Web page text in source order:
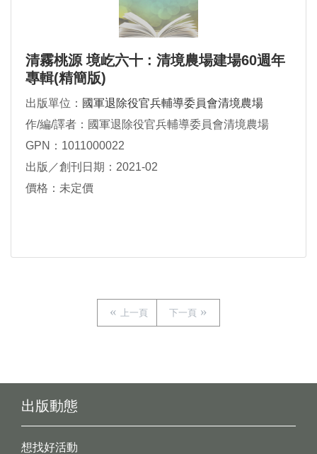
清霧桃源 境屹六十 : 清境農場建場60週年
專輯(精簡版)
出版單位： 國軍退除役官兵輔導委員會清境農場
作/編/譯者：國軍退除役官兵輔導委員會清境農場
GPN：1011000022
出版／創刊日期：2021-02
價格：未定價
上一頁 下一頁
出版動態
想找好活動